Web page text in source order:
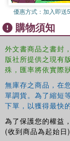
Engagement on
優惠方式： 加入即送
購物須知
外文書商品之書封
版社所提供之現有
殊，匯率將依實際
無庫存之商品，在
單調貨。為了縮短
下單，以獲得最快
為了保護您的權益
(收到商品為起始日)